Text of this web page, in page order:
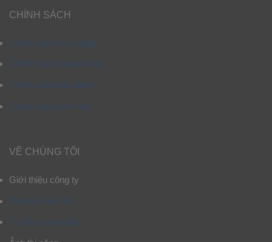
CHÍNH SÁCH
Chính sách mua hàng
Chính sách giao hàng
Chính sách bảo hành
Chính sách bảo mật
VỀ CHÚNG TÔI
Giới thiệu công ty
Thông tin liên hệ
Tư vấn chọn mẫu